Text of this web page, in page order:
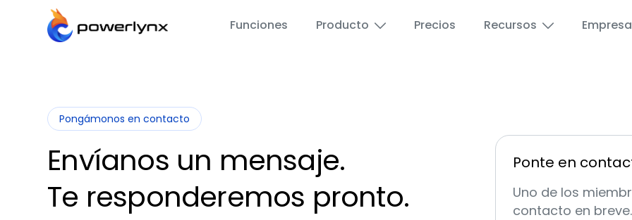
Funciones Producto
Educación
Hoteles y Hostelería
Wi-Fi para
Publicidad por Wi-Fi
Precios Recursos Empresa
Pongámonos en contacto
Envíanos un mensaje.
Te responderemos pronto.
Ponte en
Uno de los
contacto en breve.